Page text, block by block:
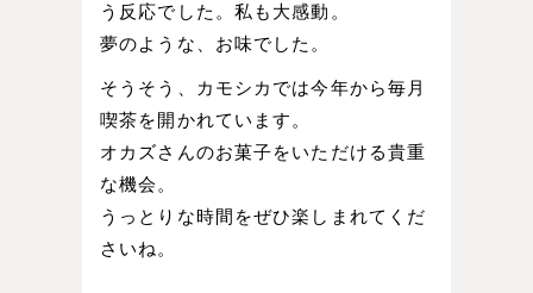
う反応でした。私も大感動。
夢のような、お味でした。
そうそう、 カモシカ では今年から毎月
喫茶を開かれています。
オカズさんのお菓子をいただける貴重
な機会。
うっとりな時間をぜひ楽しまれてくだ
さいね。